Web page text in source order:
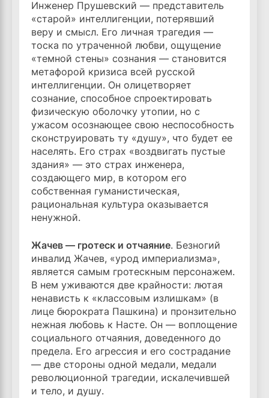
Инженер Прушевский — представитель
«старой» интеллигенции, потерявший
веру и смысл. Его личная трагедия —
тоска по утраченной любви, ощущение
«темной стены» сознания — становится
метафорой кризиса всей русской
интеллигенции. Он олицетворяет
сознание, способное спроектировать
физическую оболочку утопии, но с
ужасом осознающее свою неспособность
сконструировать ту «душу», что будет ее
населять. Его страх «воздвигать пустые
здания» — это страх инженера,
создающего мир, в котором его
собственная гуманистическая,
рациональная культура оказывается
ненужной.
Жачев — гротеск и отчаяние. Безногий
инвалид Жачев, «урод империализма»,
является самым гротескным персонажем.
В нем уживаются две крайности: лютая
ненависть к «классовым излишкам» (в
лице бюрократа Пашкина) и пронзительно
нежная любовь к Насте. Он — воплощение
социального отчаяния, доведенного до
предела. Его агрессия и его сострадание
— две стороны одной медали, медали
революционной трагедии, искалечившей
и тело, и душу.